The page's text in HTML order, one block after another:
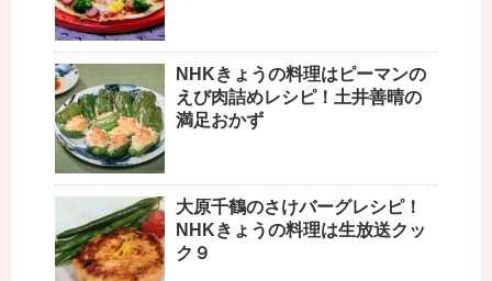
NHKきょうの料理はピーマンの
えび肉詰めレシピ！土井善晴の
満足おかず
大原千鶴のさけバーグレシピ！
NHKきょうの料理は生放送クッ
ク９